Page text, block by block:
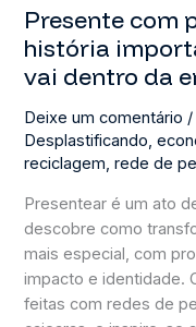
Presente com
história
vai dentro da
Deixe um comentário
Desplastificando,
reciclagem,rede de
Presentear é um ato
descobre como
mais especial, com
impacto e identidade.
feitas com redes de